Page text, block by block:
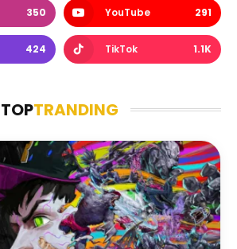
350 YouTube 291
424 TikTok 1.1K
TOPTRANDING